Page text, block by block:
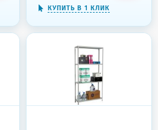
КУПИТЬ В 1 КЛИК